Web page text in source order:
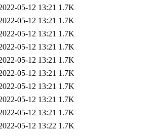
05-12 13:21 1.7K
05-12 13:21 1.7K
05-12 13:21 1.7K
05-12 13:21 1.7K
05-12 13:21 1.7K
05-12 13:21 1.7K
05-12 13:21 1.7K
05-12 13:21 1.7K
05-12 13:21 1.7K
05-12 13:22 1.7K